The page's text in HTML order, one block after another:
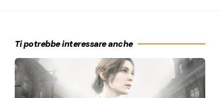
Ti potrebbe interessare anche